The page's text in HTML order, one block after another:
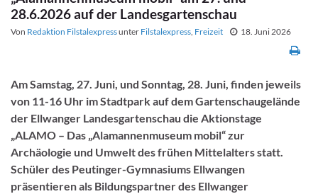
28.6.2026 auf der Landesgartenschau
Von Redaktion Filstalexpressunter Filstalexpress, Freizeit 18. Juni 2026
Am Samstag, 27. Juni, und Sonntag, 28. Juni, finden jeweils
von 11-16 Uhr im Stadtpark auf dem Gartenschaugelände
der Ellwanger Landesgartenschau die Aktionstage
„ALAMO – Das „Alamannenmuseum mobil“ zur
Archäologie und Umwelt des frühen Mittelalters statt.
Schüler des Peutinger-Gymnasiums Ellwangen
präsentieren als Bildungspartner des Ellwanger